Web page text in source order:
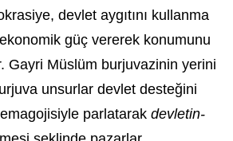
devlet aygıtını kullanma
güç vererek konumunu
Gayri Müslüm burjuvazinin yerini
unsurlar devlet desteğini
parlatarak devletin-